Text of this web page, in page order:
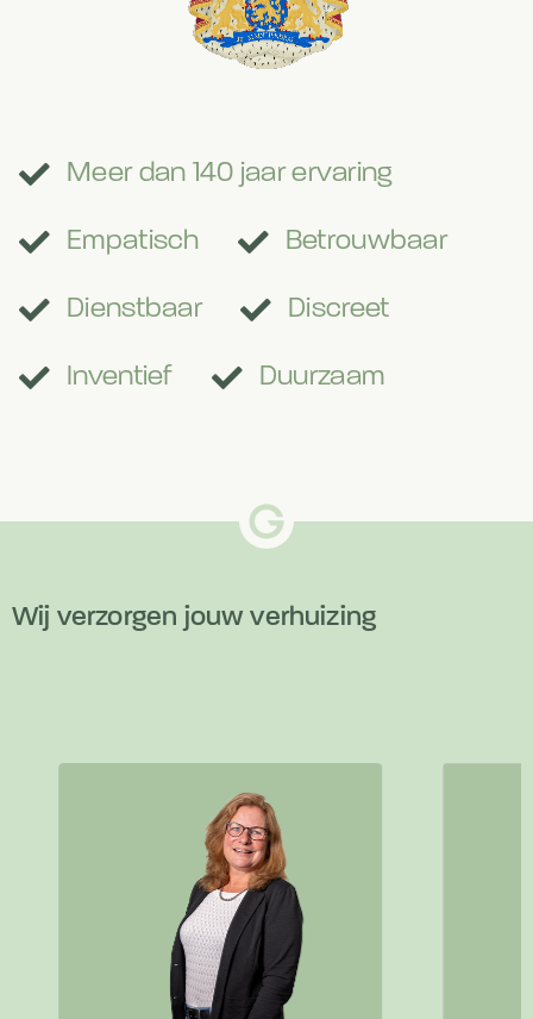
 Meer dan 140 jaar ervaring
 Empatisch  Betrouwbaar
 Dienstbaar  Discreet
 Inventief  Duurzaam
Wij verzorgen jouw verhuizing